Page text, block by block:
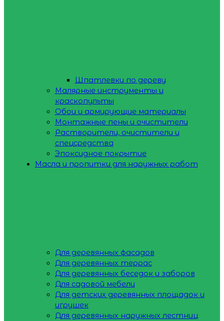
Шпатлевки по дереву
Малярные инструменты и
краскопульты
Обои и армирующие материалы
Монтажные пены и очистители
Растворители, очистители и
спецсредства
Эпоксидное покрытие
Масла и пропитки для наружных работ
Для деревянных фасадов
Для деревянных террас
Для деревянных беседок и заборов
Для садовой мебели
Для детских деревянных площадок и
игрушек
Для деревянных наружных лестниц